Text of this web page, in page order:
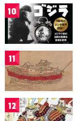
10
11
12